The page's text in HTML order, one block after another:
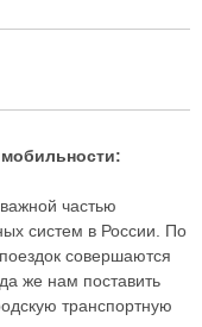
частью
систем в России. По
совершаются
же нам поставить
транспортную